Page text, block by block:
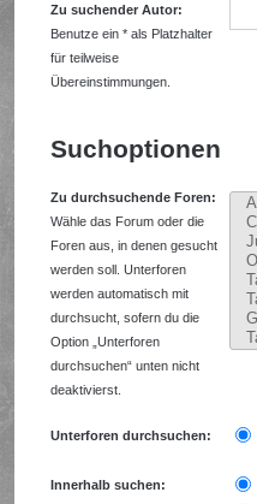
Zu suchender Autor:
Benutze ein * als Platzhalter
für teilweise
Übereinstimmungen.
Suchoptionen
Zu durchsuchende Foren:
Wähle das Forum oder die
Foren aus, in denen gesucht
werden soll. Unterforen
werden automatisch mit
durchsucht, sofern du die
Option „Unterforen
durchsuchen“ unten nicht
deaktivierst.
Unterforen durchsuchen:
Innerhalb suchen: